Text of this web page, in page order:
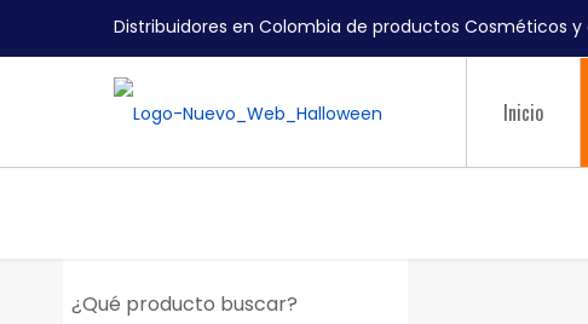
Distribuidores en Colombia de productos Cosméticos y
Inicio
¿Qué producto buscar?